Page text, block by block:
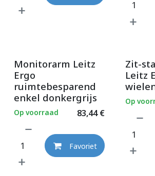
Monitorarm Leitz
Ergo
ruimtebesparend
enkel donkergrijs
83,44€
Op voorraad
Favoriet
Zit-
Leitz
Op